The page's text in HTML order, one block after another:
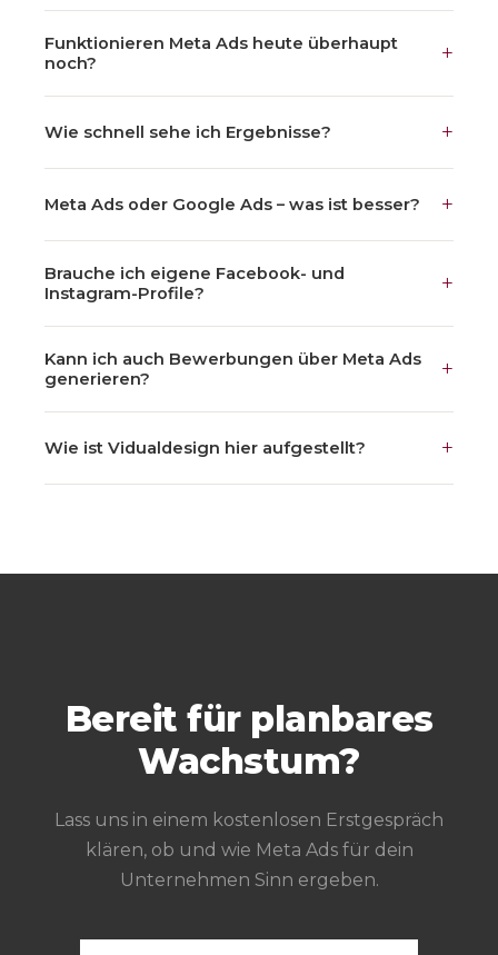
Funktionieren Meta Ads heute überhaupt
noch?
+
Wie schnell sehe ich Ergebnisse? +
Meta Ads oder Google Ads – was ist besser? +
Brauche ich eigene Facebook- und
Instagram-Profile?
+
Kann ich auch Bewerbungen über Meta Ads
generieren?
+
Wie ist Vidualdesign hier aufgestellt? +
Bereit für planbares
Wachstum?
Lass uns in einem kostenlosen Erstgespräch
klären, ob und wie Meta Ads für dein
Unternehmen Sinn ergeben.